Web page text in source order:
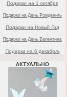
Подарки на 1 октября
Подарки на День Рождениљ
Подарки на Новый Год
Подарки на День Валентина
Подарки на 6 декабрљ
АКТУАЛЬНО